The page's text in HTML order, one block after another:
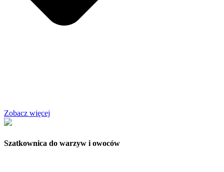
Zobacz więcej
Szatkownica do warzyw i owoców